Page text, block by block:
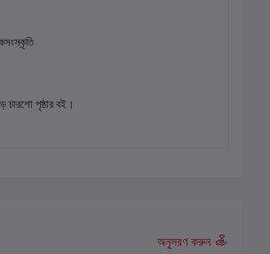
চারশো পৃষ্ঠার বই।
অনুসরণ করুন